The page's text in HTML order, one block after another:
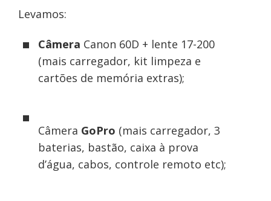
Levamos:
Câmera Canon 60D + lente 17-200
(mais carregador, kit limpeza e
cartões de memória extras);
Câmera GoPro (mais carregador, 3
baterias, bastão, caixa à prova
d’água, cabos, controle remoto etc);